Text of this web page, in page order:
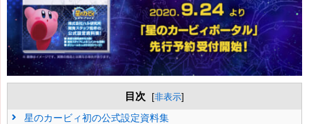
目次 [非表示]
星のカービィ初の公式設定資料集